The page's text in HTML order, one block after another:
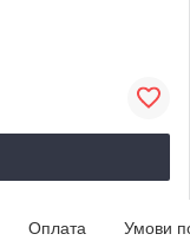
Оплата Умови